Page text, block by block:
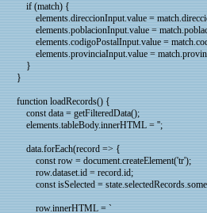
if (match) {
elements.direccionInput.value =
elements.poblacionInput.value =
elements.codigoPostalInput.value =
elements.provinciaInput.value =
}
}
function loadRecords() {
const data = getFilteredData();
elements.tableBody.innerHTML = '';
data.forEach(record => {
const row = document.createElement('tr');
row.dataset.id = record.id;
const isSelected =
row.innerHTML = `